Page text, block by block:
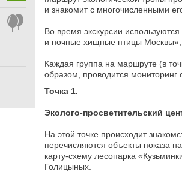
и знакомит с многочисленными
Во время экскурсии
и ночные хищные птицы
Каждая группа на маршруте (в
образом, проводится мониторинг
Точка 1.
Эколого-просветительский
На этой точке происходит
перечисляются объекты показа
карту-схему лесопарка
Голицыных.